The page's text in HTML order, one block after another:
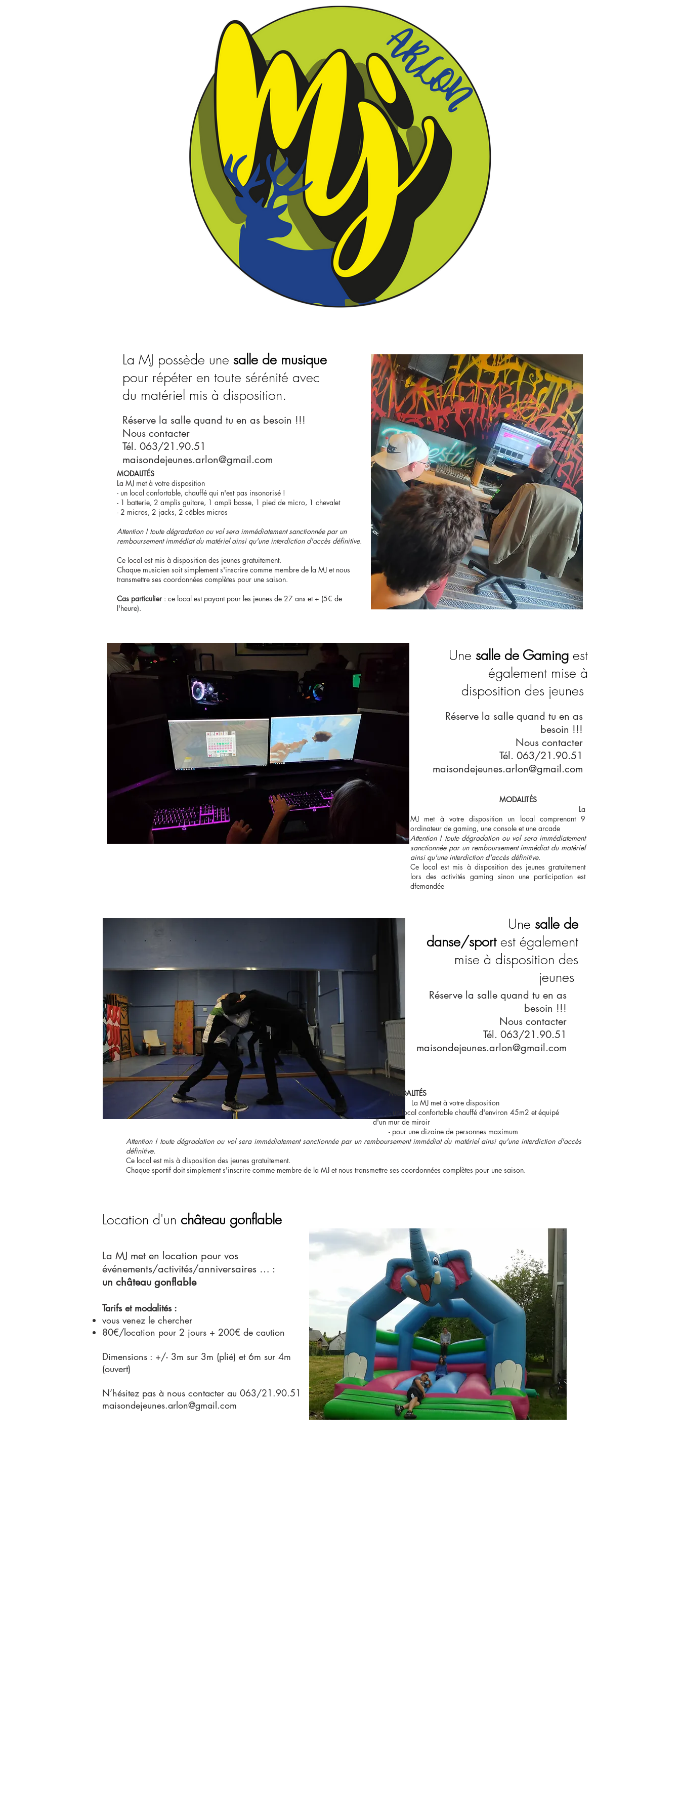
La MJ possède une salle de musique
pour répéter en toute sérénité avec
du matériel mis à disposition.
Réserve la salle quand tu en as besoin !!!
Nous contacter
Tél. 063/21.90.51
maisondejeunes.arlon@gmail.com
MODALITÉS
La MJ met à votre disposition
- un local confortable, chauffé qui n'est pas insonorisé !
- 1 batterie, 2 amplis guitare, 1 ampli basse, 1 pied de micro, 1 chevalet
- 2 micros, 2 jacks, 2 câbles micros
Attention ! toute dégradation ou vol sera immédiatement sanctionnée par un
remboursement immédiat du matériel ainsi qu'une interdiction d'accès définitive.
Ce local est mis à disposition des jeunes gratuitement.
Chaque musicien soit simplement s'inscrire comme membre de la MJ et nous
transmettre ses coordonnées complètes pour une saison.
Cas particulier : ce local est payant pour les jeunes de 27 ans et + (5€ de
l'heure).
Une salle de Gaming est
également mise à
disposition des jeunes
Réserve la salle quand tu en as
besoin !!!
Nous contacter
Tél. 063/21.90.51
maisondejeunes.arlon@gmail.com
MODALITÉS
La
MJ met à votre disposition un local comprenant 9
ordinateur de gaming, une console et une arcade
Attention ! toute dégradation ou vol sera immédiatement
sanctionnée par un remboursement immédiat du matériel
ainsi qu'une interdiction d'accès définitive.
Ce local est mis à disposition des jeunes gratuitement
lors des activités gaming sinon une participation est
dfemandée
Une salle de
danse/sport est également
mise à disposition des
jeunes
Réserve la salle quand tu en as
besoin !!!
Nous contacter
Tél. 063/21.90.51
maisondejeunes.arlon@gmail.com
MODALITÉS
La MJ met à votre disposition
- un local confortable chauffé d'environ 45m2 et équipé
d'un mur de miroir
- pour une dizaine de personnes maximum
Attention ! toute dégradation ou vol sera immédiatement sanctionnée par un remboursement immédiat du matériel ainsi qu'une interdiction d'accès
définitive.
Ce local est mis à disposition des jeunes gratuitement.
Chaque sportif doit simplement s'inscrire comme membre de la MJ et nous transmettre ses coordonnées complètes pour une saison.
Location d'un château gonflable
La MJ met en location pour vos
événements/activités/anniversaires … :
un château gonflable
Tarifs et modalités :
vous venez le chercher
80€/location pour 2 jours + 200€ de caution
Dimensions : +/- 3m sur 3m (plié) et 6m sur 4m
(ouvert)
N’hésitez pas à nous contacter au 063/21.90.51
maisondejeunes.arlon@gmail.com